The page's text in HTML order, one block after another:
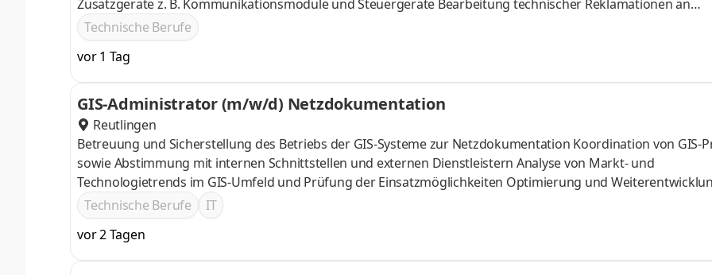
Zusatzgeräte z. B. Kommunikationsmodule und Steuergeräte Bearbeitung technischer Reklamationen an
Messeinrichtungen sowie Überwachung und Behebung komplexer Fehler und Störungen Programmierung
Messeinrichtungen und zugehörigen Datenfernübertragungsgeräten, Abgeschlossene technische
Elektroniker (m/w/d) oder vergleichbare Qualifikation
Technische Berufe
vor 1 Tag
GIS-Administrator (m/w/d) Netzdokumentation
Reutlingen
Betreuung und Sicherstellung des Betriebs der GIS-Systeme zur Netzdokumentation Koordination von GIS-
sowie Abstimmung mit internen Schnittstellen und externen Dienstleistern Analyse von Markt- und
Technologietrends im GIS-Umfeld und Prüfung der Einsatzmöglichkeiten Optimierung und
GIS-Systemlandschaft nach definierten Standards Eigenständige Bearbeitung von GIS-Anforderungen sowie
Sicherstellung der Datenqualität Entwicklung, Einführung und Pflege komplexer DV-Anwendungen und GIS-
Komponenten
Technische Berufe
IT
vor 2 Tagen